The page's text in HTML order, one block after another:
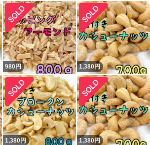
980円 1,380円
1,380円 1,380円